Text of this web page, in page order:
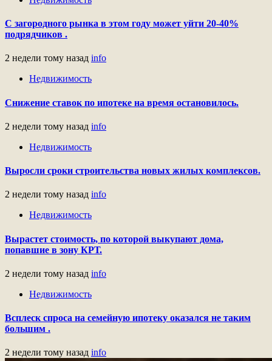
С загородного рынка в этом году может уйти 20-40%
подрядчиков .
2 недели тому назад info
Недвижимость
Снижение ставок по ипотеке на время остановилось.
2 недели тому назад info
Недвижимость
Выросли сроки строительства новых жилых комплексов.
2 недели тому назад info
Недвижимость
Вырастет стоимость, по которой выкупают дома,
попавшие в зону КРТ.
2 недели тому назад info
Недвижимость
Всплеск спроса на семейную ипотеку оказался не таким
большим .
2 недели тому назад info